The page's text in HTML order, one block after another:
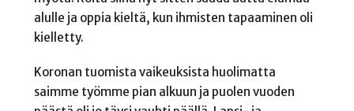
alulle ja oppia kieltä, kun ihmisten tapaaminen oli
kielletty.
Koronan tuomista vaikeuksista huolimatta
saimme työmme pian alkuun ja puolen vuoden